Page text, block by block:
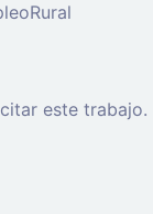
este trabajo.